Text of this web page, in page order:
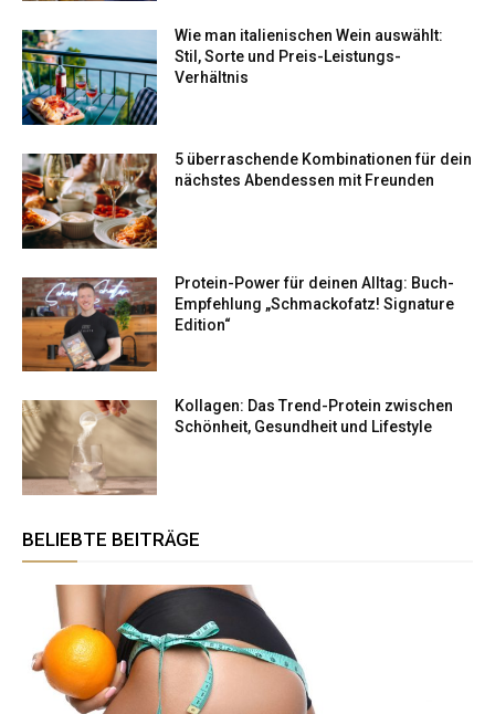
Wie man italienischen Wein auswählt:
Stil, Sorte und Preis-Leistungs-
Verhältnis
5 überraschende Kombinationen für dein
nächstes Abendessen mit Freunden
Protein-Power für deinen Alltag: Buch-
Empfehlung „Schmackofatz! Signature
Edition“
Kollagen: Das Trend-Protein zwischen
Schönheit, Gesundheit und Lifestyle
BELIEBTE BEITRÄGE